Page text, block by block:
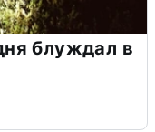
блуждал в